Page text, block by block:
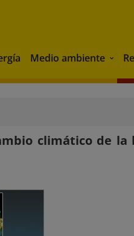
Medio ambiente
climático de la